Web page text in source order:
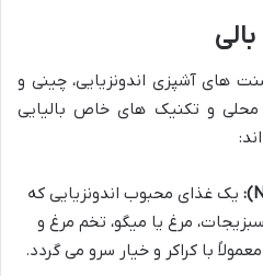
های آشپزی اندونزیایی، چینی و
و تکنیک های خاص بالیایی
یک غذای محبوب اندونزیایی که
مرغ یا میگو، تخم مرغ و
با کراکر و خیار سرو می گردد.